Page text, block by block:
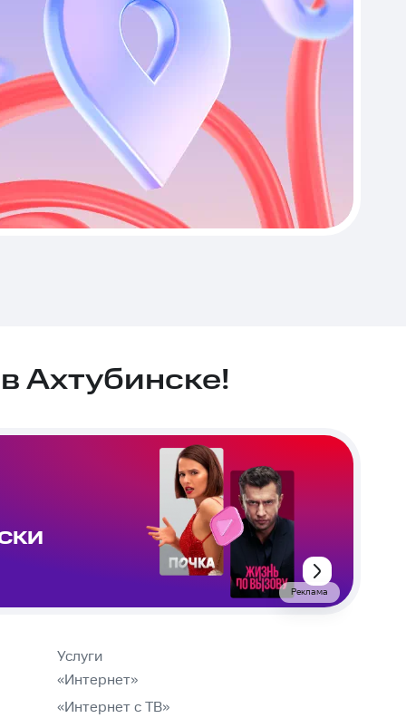
Ахтубинске!
Реклама
Услуги
«Интернет»
«Интернет с ТВ»